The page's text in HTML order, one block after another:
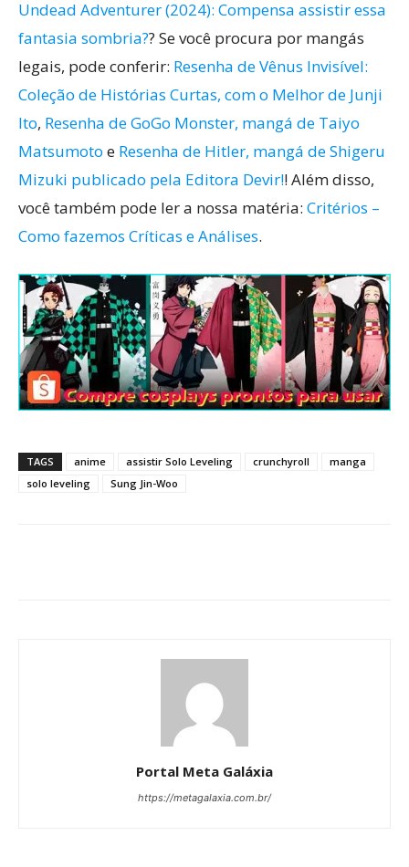
Undead Adventurer (2024): Compensa assistir essa
fantasia sombria?? Se você procura por mangás
legais, pode conferir: Resenha de Vênus Invisível:
Coleção de Histórias Curtas, com o Melhor de Junji
Ito, Resenha de GoGo Monster, mangá de Taiyo
Matsumoto e Resenha de Hitler, mangá de Shigeru
Mizuki publicado pela Editora Devir!! Além disso,
você também pode ler a nossa matéria: Critérios –
Como fazemos Críticas e Análises.
TAGS anime assistir Solo Leveling crunchyroll
manga
solo leveling
Sung Jin-Woo
Portal Meta Galáxia
https://metagalaxia.com.br/